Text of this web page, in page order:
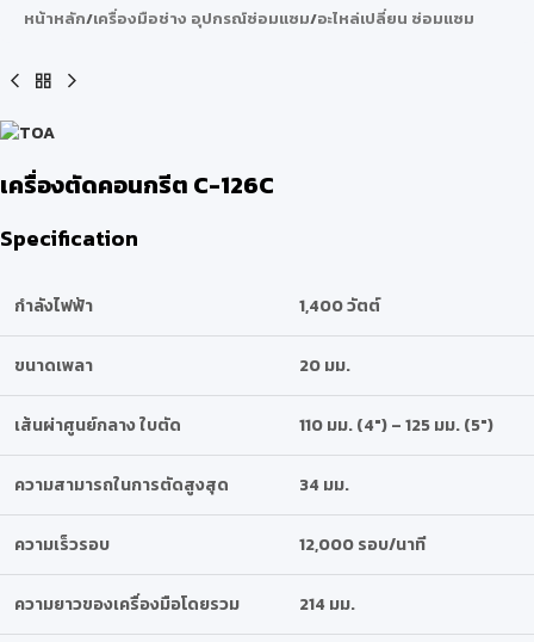
หน้าหลัก/เครื่องมือช่าง อุปกรณ์ซ่อมแซม/อะไหล่เปลี่ยน ซ่อมแซม
เครื่องตัดคอนกรีต C-126C
Specification
กำลังไฟฟ้า 1,400 วัตต์
ขนาดเพลา 20 มม.
เส้นผ่าศูนย์กลาง ใบตัด 110 มม. (4″) – 125 มม. (5″)
ความสามารถในการตัดสูงสุด 34 มม.
ความเร็วรอบ 12,000 รอบ/นาที
ความยาวของเครื่องมือโดยรวม 214 มม.